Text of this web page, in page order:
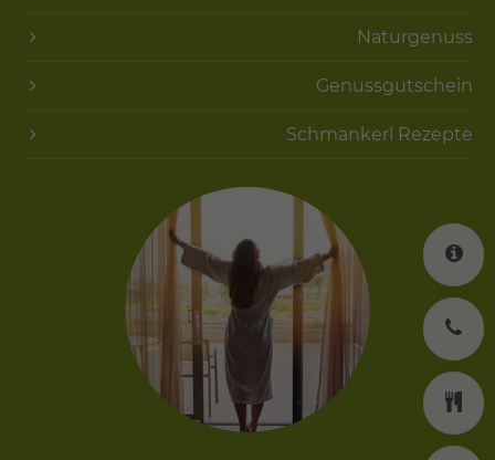
Naturgenuss
Genussgutschein
Schmankerl Rezepte